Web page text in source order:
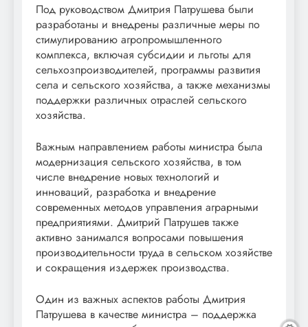
Под руководством Дмитрия Патрушева были
разработаны и внедрены различные меры по
стимулированию агропромышленного
комплекса, включая субсидии и льготы для
сельхозпроизводителей, программы развития
села и сельского хозяйства, а также механизмы
поддержки различных отраслей сельского
хозяйства.
Важным направлением работы министра была
модернизация сельского хозяйства, в том
числе внедрение новых технологий и
инноваций, разработка и внедрение
современных методов управления аграрными
предприятиями. Дмитрий Патрушев также
активно занимался вопросами повышения
производительности труда в сельском хозяйстве
и сокращения издержек производства.
Один из важных аспектов работы Дмитрия
Патрушева в качестве министра – поддержка